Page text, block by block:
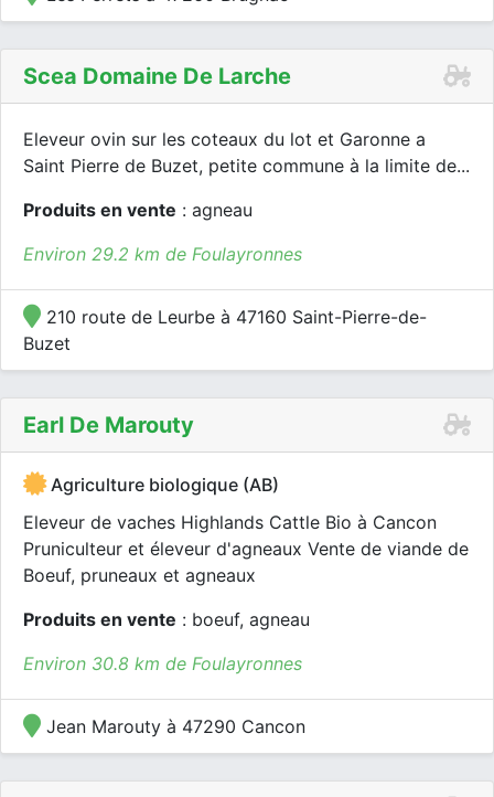
Scea Domaine De Larche
Eleveur ovin sur les coteaux du lot et Garonne a
Saint Pierre de Buzet, petite commune à la limite de...
Produits en vente : agneau
Environ 29.2 km de Foulayronnes
210 route de Leurbe à 47160 Saint-Pierre-de-
Buzet
Earl De Marouty
Agriculture biologique (AB)
Eleveur de vaches Highlands Cattle Bio à Cancon
Pruniculteur et éleveur d'agneaux Vente de viande de
Boeuf, pruneaux et agneaux
Produits en vente : boeuf, agneau
Environ 30.8 km de Foulayronnes
Jean Marouty à 47290 Cancon